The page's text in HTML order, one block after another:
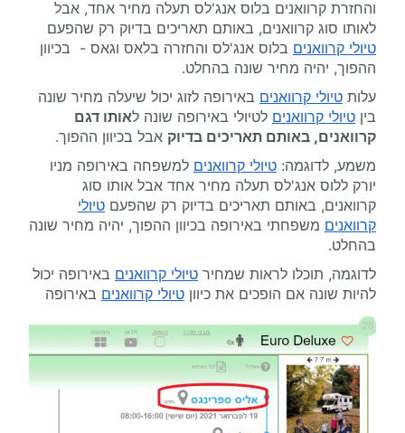
והחזרת קרוואנים בלוס אנג'לס תעלה מחיר אחד, אבל
לאותו סוג קרוואנים, באותם תאריכים בדיוק רק שהפעם
טיולי קרוואנים בלוס אנג'לס והחזרה בלאס וגאס - בכיוון
ההפוך, יהיה מחיר שונה בהחלט.
עלות טיולי קרוואנים באירופה לזוג יכול שיעלה מחיר שונה
בין טיולי קרוואנים לטיולי באירופה שונה לאותו דגם
קרוואנים, באותם תאריכים בדיוק אבל בכיוון ההפוך.
משמע, לדוגמה: טיולי קרוואנים למשפחה באירופה מניו
יורק ללוס אנג'לס תעלה מחיר אחד אבל אותו סוג
קרוואנים, באותם תאריכים בדיוק רק שהפעם טיולי
קרוואנים משפחתי באירופה בכיוון ההפוך, יהיה מחיר שונה
בהחלט.
לדוגמה, תוכלו לראות שמחיר טיולי קרוואנים באירופה יכול
להיות שונה אם הופכים את כיוון טיולי קרוואנים באירופה